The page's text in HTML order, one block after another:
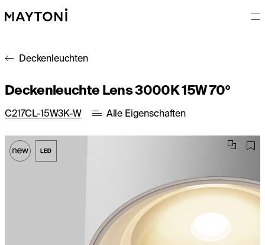
Deckenleuchten
Deckenleuchte Lens 3000K 15W 70°
C217CL-15W3K-W Alle Eigenschaften